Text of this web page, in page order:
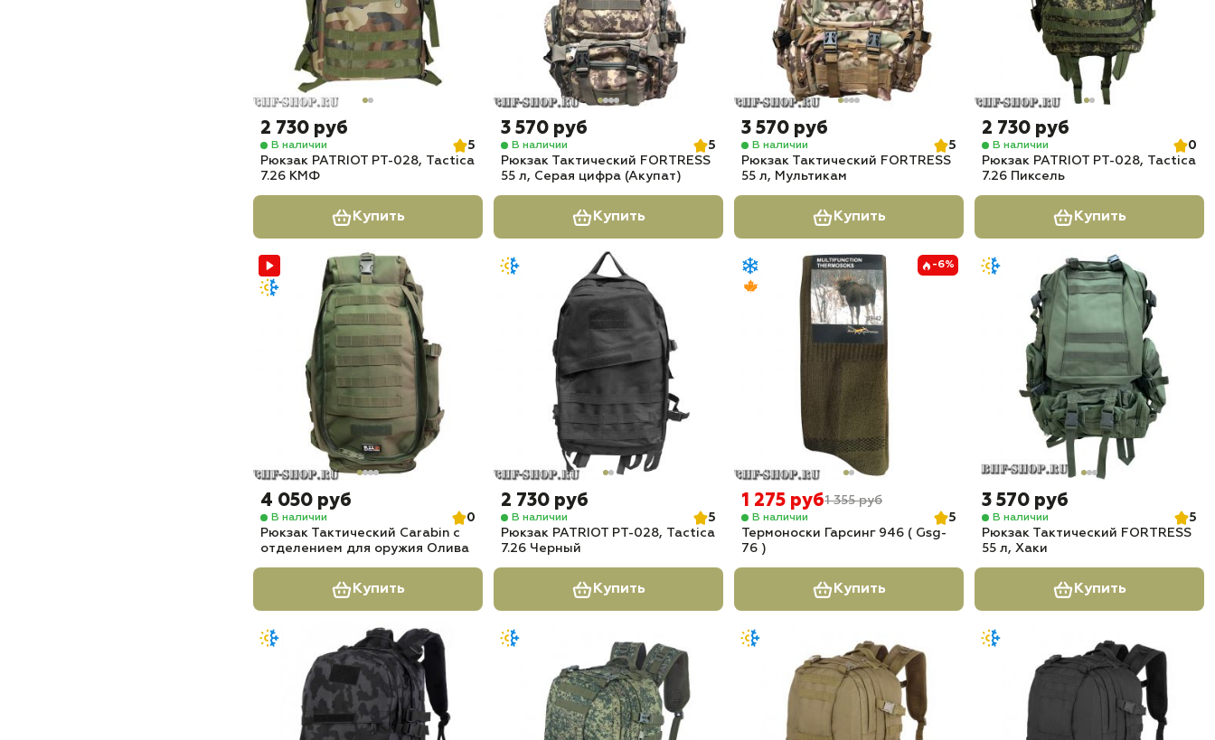
2 730 руб
В наличии
5
Рюкзак PATRIOT РТ-028, Tactica
7.26 КМФ
Купить
3 570 руб
В наличии
5
Рюкзак Тактический FORTRESS
55 л, Серая цифра (Акупат)
Купить
3 570 руб
В наличии
5
Рюкзак Тактический FORTRESS
55 л, Мультикам
Купить
2 730 руб
В наличии
0
Рюкзак PATRIOT РТ-028, Tactica
7.26 Пиксель
Купить
4 050 руб
В наличии
0
Рюкзак Тактический Carabin с
отделением для оружия Олива
Купить
2 730 руб
В наличии
5
Рюкзак PATRIOT РТ-028, Tactica
7.26 Черный
Купить
-6%
1 275 руб1 355 руб
В наличии
5
Термоноски Гарсинг 946 ( Gsg-
76 )
Купить
3 570 руб
В наличии
5
Рюкзак Тактический FORTRESS
55 л, Хаки
Купить